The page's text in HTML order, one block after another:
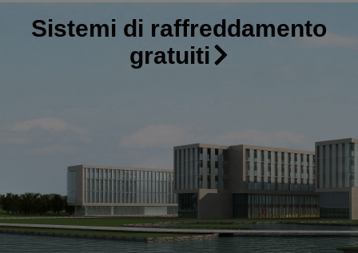
Sistemi di raffreddamento
gratuiti